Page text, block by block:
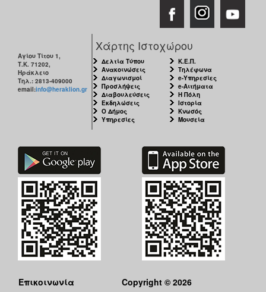
Αγίου Τίτου 1,
Τ.Κ. 71202,
Ηράκλειο
Τηλ.: 2813-409000
email:info@heraklion.gr
Χάρτης Ιστοχώρου
Δελτία Τύπου
Ανακοινώσεις
Διαγωνισμοί
Προσλήψεις
Διαβουλεύσεις
Εκδηλώσεις
Ο Δήμος
Υπηρεσίες
Κ.Ε.Π.
Τηλέφωνα
e-Υπηρεσίες
e-Αιτήματα
Η Πόλη
Ιστορία
Κνωσός
Μουσεία
Επικοινωνία Copyright © 2026